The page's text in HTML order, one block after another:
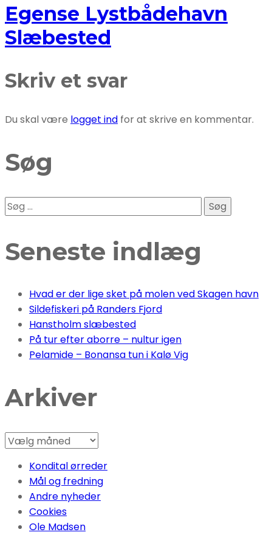
Egense Lystbådehavn
Slæbested
Skriv et svar
Du skal være logget ind for at skrive en kommentar.
Søg
Søg
efter:
Seneste indlæg
Hvad er der lige sket på molen ved Skagen havn
Sildefiskeri på Randers Fjord
Hanstholm slæbested
På tur efter aborre – nultur igen
Pelamide – Bonansa tun i Kalø Vig
Arkiver
Arkiver
Kondital ørreder
Mål og fredning
Andre nyheder
Cookies
Ole Madsen